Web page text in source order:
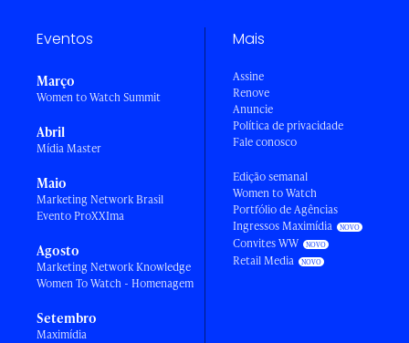
Eventos
Março
Women to Watch Summit
Abril
Mídia Master
Maio
Marketing Network Brasil
Evento ProXXIma
Agosto
Marketing Network Knowledge
Women To Watch - Homenagem
Setembro
Maximídia
Mais
Assine
Renove
Anuncie
Política de privacidade
Fale conosco
Edição semanal
Women to Watch
Portfólio de Agências
Ingressos Maximídia
Convites WW
Retail Media